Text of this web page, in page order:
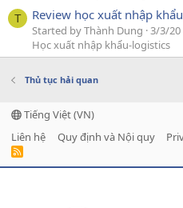
T Review học xuất nhập
Started by Thành Dung 3/3/20
Học xuất nhập khẩu-logistics
Thủ tục hải quan
Tiếng Việt (VN)
Liên hệ
Quy định và Nội quy
R